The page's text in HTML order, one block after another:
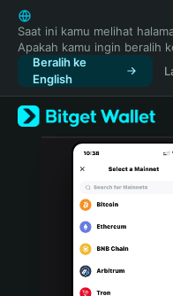
English
日本語
Tiếng Việt
Русский
Español (Latinoamérica)
Türkçe
Italiano
Português (Portugal)
Bahasa Indonesia
Saat ini kamu melihat
Apakah kamu ingin beralih
Beralih ke
English